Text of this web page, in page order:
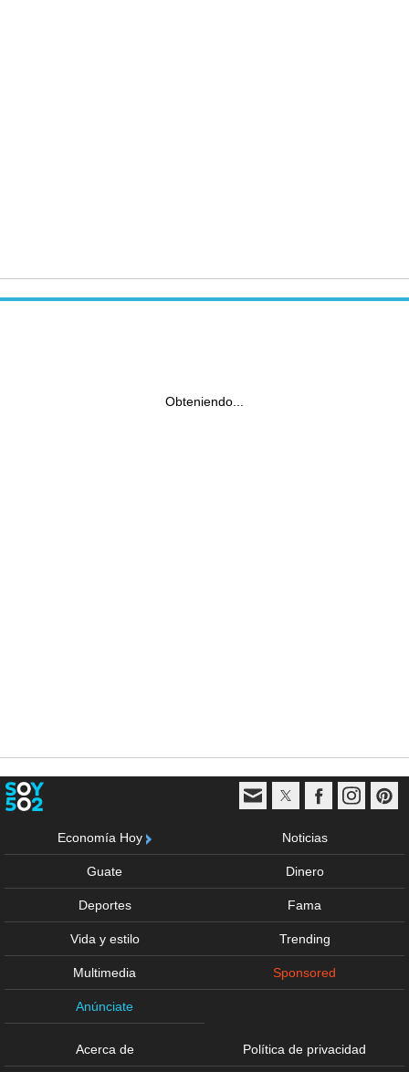
Obteniendo...
Economía Hoy Noticias
Guate Dinero
Deportes Fama
Vida y estilo Trending
Multimedia Sponsored
Anúnciate
Acerca de Política de privacidad